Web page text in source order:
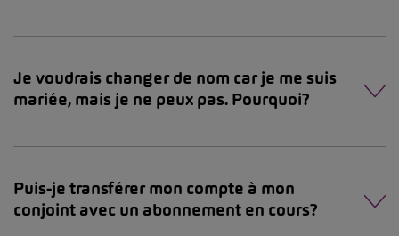
Je voudrais changer de nom car je me suis
mariée, mais je ne peux pas. Pourquoi?
Puis-je transférer mon compte à mon
conjoint avec un abonnement en cours?